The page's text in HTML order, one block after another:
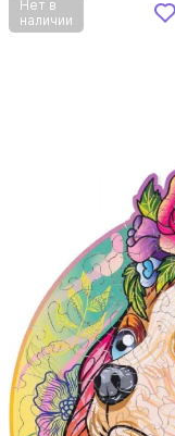
Нет в
наличии